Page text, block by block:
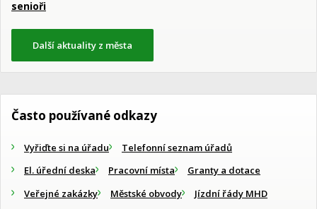
senioři
Další aktuality z města
Často používané odkazy
Vyřiďte si na úřadu
Telefonní seznam úřadů
El. úřední deska
Pracovní místa
Granty a dotace
Veřejné zakázky
Městské obvody Jízdní řády MHD